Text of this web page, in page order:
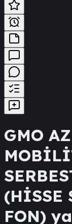
GMO
(HİSSE
FON)